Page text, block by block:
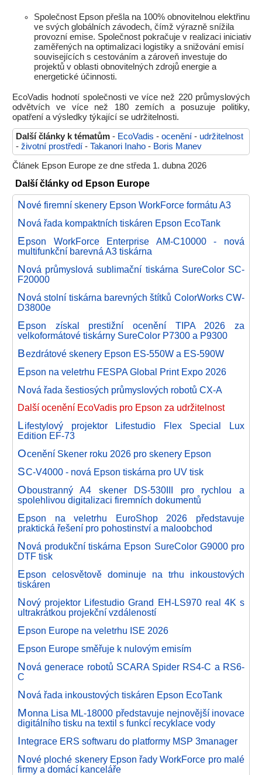
Společnost Epson přešla na 100% obnovitelnou elektřinu
ve svých globálních závodech, čímž výrazně snížila
provozní emise. Společnost pokračuje v realizaci iniciativ
zaměřených na optimalizaci logistiky a snižování emisí
souvisejících s cestováním a zároveň investuje do
projektů v oblasti obnovitelných zdrojů energie a
energetické účinnosti.
EcoVadis hodnotí společnosti ve více než 220 průmyslových
odvětvích ve více než 180 zemích a posuzuje politiky,
opatření a výsledky týkající se udržitelnosti.
Další články k tématům - EcoVadis - ocenění - udržitelnost
- životní prostředí - Takanori Inaho - Boris Manev
Článek Epson Europe ze dne středa 1. dubna 2026
Další články od Epson Europe
Nové firemní skenery Epson WorkForce formátu A3
Nová řada kompaktních tiskáren Epson EcoTank
Epson WorkForce Enterprise AM-C10000 - nová
multifunkční barevná A3 tiskárna
Nová průmyslová sublimační tiskárna SureColor SC-
F20000
Nová stolní tiskárna barevných štítků ColorWorks CW-
D3800e
Epson získal prestižní ocenění TIPA 2026 za
velkoformátové tiskárny SureColor P7300 a P9300
Bezdrátové skenery Epson ES-550W a ES-590W
Epson na veletrhu FESPA Global Print Expo 2026
Nová řada šestiosých průmyslových robotů CX-A
Další ocenění EcoVadis pro Epson za udržitelnost
Lifestylový projektor Lifestudio Flex Special Lux
Edition EF-73
Ocenění Skener roku 2026 pro skenery Epson
SC-V4000 - nová Epson tiskárna pro UV tisk
Oboustranný A4 skener DS-530III pro rychlou a
spolehlivou digitalizaci firemních dokumentů
Epson na veletrhu EuroShop 2026 představuje
praktická řešení pro pohostinství a maloobchod
Nová produkční tiskárna Epson SureColor G9000 pro
DTF tisk
Epson celosvětově dominuje na trhu inkoustových
tiskáren
Nový projektor Lifestudio Grand EH-LS970 real 4K s
ultrakrátkou projekční vzdáleností
Epson Europe na veletrhu ISE 2026
Epson Europe směřuje k nulovým emisím
Nová generace robotů SCARA Spider RS4-C a RS6-
C
Nová řada inkoustových tiskáren Epson EcoTank
Monna Lisa ML-18000 představuje nejnovější inovace
digitálního tisku na textil s funkcí recyklace vody
Integrace ERS softwaru do platformy MSP 3manager
Nové ploché skenery Epson řady WorkForce pro malé
firmy a domácí kanceláře